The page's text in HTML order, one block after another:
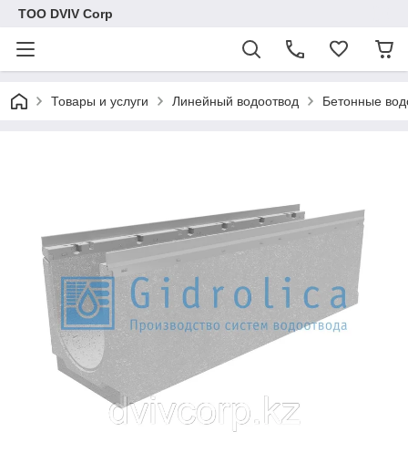
ТОО DVIV Corp
Товары и услуги Линейный водоотвод Бетонные